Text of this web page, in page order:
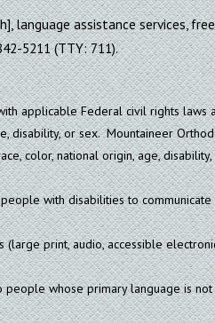
language assistance services,
5211 (TTY: 711).
applicable Federal civil rights laws
disability, or sex. Mountaineer
color, national origin, age, disability,
with disabilities to communicate
print, audio, accessible
whose primary language is not